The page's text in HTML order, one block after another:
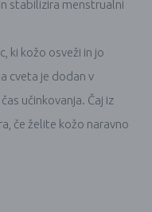
stabilizira menstrualni
ki kožo osveži in jo
cveta je dodan v
učinkovanja. Čaj iz
če želite kožo naravno